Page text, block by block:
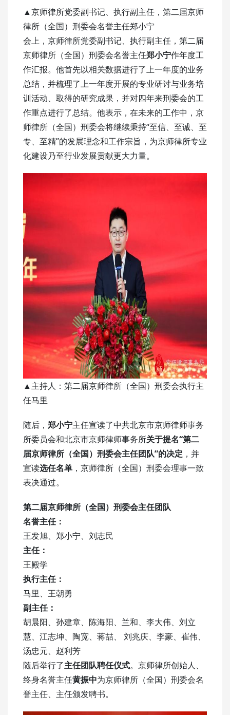
▲京师律所党委副书记、执行副主任，第二届京师
律所（全国）刑委会名誉主任郑小宁
会上，京师律所党委副书记、执行副主任，第二届
京师律所（全国）刑委会名誉主任郑小宁作年度工
作汇报。他首先以相关数据进行了上一年度的业务
总结，并梳理了上一年度开展的专业研讨与业务培
训活动、取得的研究成果，并对四年来刑委会的工
作重点进行了总结。他表示，在未来的工作中，京
师律所（全国）刑委会将继续秉持“至信、至诚、至
专、至精”的发展理念和工作宗旨，为京师律所专业
化建设乃至行业发展贡献更大力量。
▲主持人：第二届京师律所（全国）刑委会执行主
任马里
随后， 郑小宁主任宣读了中共北京市京师律师事务
所委员会和北京市京师律师事务所关于提名“第二
届京师律所（全国）刑委会主任团队”的决定 ，并
宣读选任名单 ，京师律所（全国）刑委会理事一致
表决通过。
第二届京师律所（全国）刑委会主任团队
名誉主任：
王发旭、郑小宁、刘志民
主任：
王殿学
执行主任：
马里、王朝勇
副主任：
胡晨阳、孙建章、陈海阳、兰和、李大伟、刘立
慧、江志坤、陶宽、蒋喆、 刘兆庆、李豪、崔伟、
汤忠元、赵利芳
随后举行了主任团队聘任仪式。京师律所创始人、
终身名誉主任黄振中为京师律所（全国）刑委会名
誉主任、主任颁发聘书。